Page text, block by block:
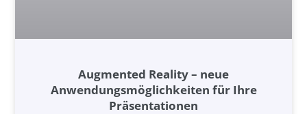
Augmented Reality – neue
Anwendungsmöglichkeiten für Ihre
Präsentationen